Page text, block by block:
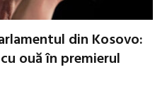
din Kosovo:
ouă în premierul